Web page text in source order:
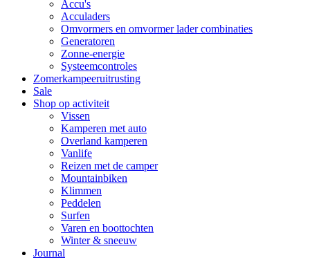
Accu's
Acculaders
Omvormers en omvormer lader combinaties
Generatoren
Zonne-energie
Systeemcontroles
Zomerkampeeruitrusting
Sale
Shop op activiteit
Vissen
Kamperen met auto
Overland kamperen
Vanlife
Reizen met de camper
Mountainbiken
Klimmen
Peddelen
Surfen
Varen en boottochten
Winter & sneeuw
Journal